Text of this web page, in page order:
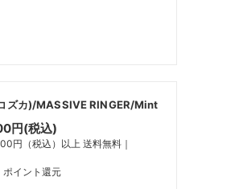
ズカ)/MASSIVE RINGER/Mint
円(税込)
円（税込）以上 送料無料｜
ポイント還元